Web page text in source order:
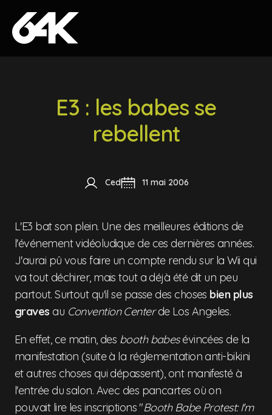
Skip to content
E3 : les babes se
rebellent
Ced 11 mai 2006
L'E3 bat son plein. Une des meilleures éditions de
l'événement vidéoludique de ces dernières années.
J'aurai pû vous faire un compte rendu sur la Wii qui
va tout déchirer, mais tout a déjà été dit un peu
partout. Surtout qu'il se passe des choses bien plus
graves au Convention Centerde Los Angeles.
En effet, ce matin, des booth babesévincées de la
manifestation (suite à la réglementation anti-bikini
et autres choses qui dépassent), ont manifesté à
l'entrée du salon. Avec des pancartes où on
pouvait lire les inscriptions "Booth Babe Protest: I'm